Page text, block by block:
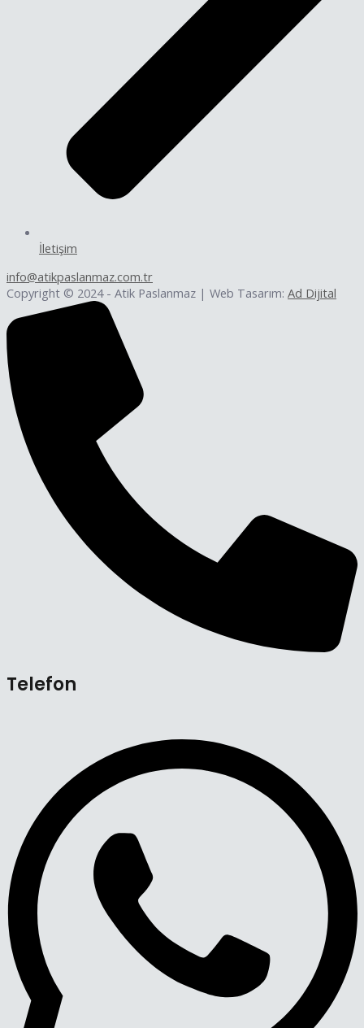
İletişim
info@atikpaslanmaz.com.tr
Copyright © 2024 - Atik Paslanmaz | Web Tasarım: Ad Dijital
Telefon